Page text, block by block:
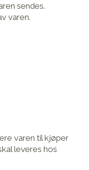
sendes.
varen.
varen til kjøper
leveres hos